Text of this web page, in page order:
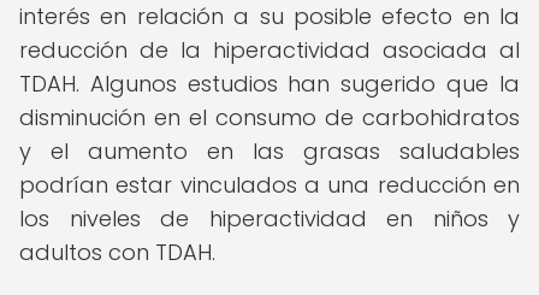
interés en relación a su posible efecto en la
reducción de la hiperactividad asociada al
TDAH. Algunos estudios han sugerido que la
disminución en el consumo de carbohidratos
y el aumento en las grasas saludables
podrían estar vinculados a una reducción en
los niveles de hiperactividad en niños y
adultos con TDAH.